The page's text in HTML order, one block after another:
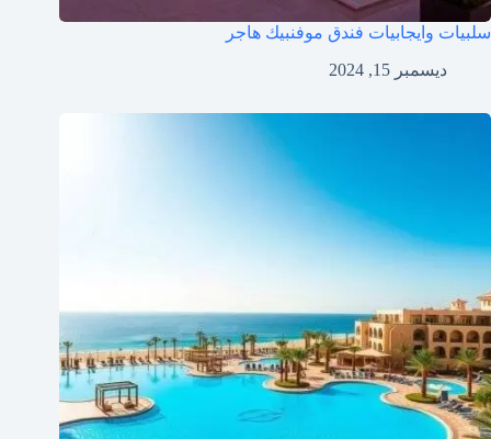
سلبيات وايجابيات فندق موفنبيك هاجر
ديسمبر 15, 2024